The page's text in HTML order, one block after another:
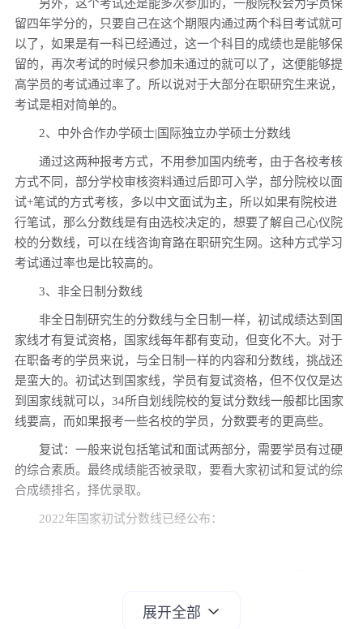
另外，这个考试还是能多次参加的，一般院校会为学员保
留四年学分的，只要自己在这个期限内通过两个科目考试就可
以了，如果是有一科已经通过，这一个科目的成绩也是能够保
留的，再次考试的时候只参加未通过的就可以了，这便能够提
高学员的考试通过率了。所以说对于大部分在职研究生来说，
考试是相对简单的。
2、中外合作办学硕士|国际独立办学硕士分数线
通过这两种报考方式，不用参加国内统考，由于各校考核
方式不同，部分学校审核资料通过后即可入学，部分院校以面
试+笔试的方式考核，多以中文面试为主，所以如果有院校进
行笔试，那么分数线是有由选校决定的，想要了解自己心仪院
校的分数线，可以在线咨询育路在职研究生网。这种方式学习
考试通过率也是比较高的。
3、非全日制分数线
非全日制研究生的分数线与全日制一样，初试成绩达到国
家线才有复试资格，国家线每年都有变动，但变化不大。对于
在职备考的学员来说，与全日制一样的内容和分数线，挑战还
是蛮大的。初试达到国家线，学员有复试资格，但不仅仅是达
到国家线就可以，34所自划线院校的复试分数线一般都比国家
线要高，而如果报考一些名校的学员，分数要考的更高些。
复试：一般来说包括笔试和面试两部分，需要学员有过硬
的综合素质。最终成绩能否被录取，要看大家初试和复试的综
合成绩排名，择优录取。
2022年国家初试分数线已经公布：
立办学硕士也是一个不错的选择。当然，同学们可以结合自身
展开全部